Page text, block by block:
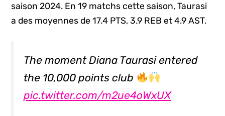
saison 2024. En 19 matchs cette saison, Taurasi
a des moyennes de 17.4 PTS, 3.9 REB et 4.9 AST.
The moment Diana Taurasi entered
the 10,000 points club
pic.twitter.com/m2ue4oWxUX